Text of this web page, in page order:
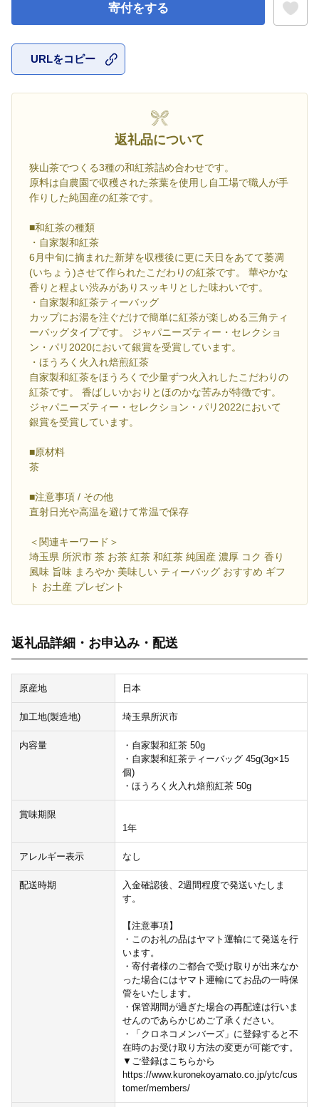
寄付をする
URLをコピー
返礼品について
狭山茶でつくる3種の和紅茶詰め合わせです。
原料は自農園で収穫された茶葉を使用し自工場で職人が手
作りした純国産の紅茶です。
■和紅茶の種類
・自家製和紅茶
6月中旬に摘まれた新芽を収穫後に更に天日をあてて萎凋
(いちょう)させて作られたこだわりの紅茶です。 華やかな
香りと程よい渋みがありスッキリとした味わいです。
・自家製和紅茶ティーバッグ
カップにお湯を注ぐだけで簡単に紅茶が楽しめる三角ティ
ーバッグタイプです。 ジャパニーズティー・セレクショ
ン・パリ2020において銀賞を受賞しています。
・ほうろく火入れ焙煎紅茶
自家製和紅茶をほうろくで少量ずつ火入れしたこだわりの
紅茶です。 香ばしいかおりとほのかな苦みが特徴です。
ジャパニーズティー・セレクション・パリ2022において
銀賞を受賞しています。
■原材料
茶
■注意事項 / その他
直射日光や高温を避けて常温で保存
＜関連キーワード＞
埼玉県 所沢市 茶 お茶 紅茶 和紅茶 純国産 濃厚 コク 香り
風味 旨味 まろやか 美味しい ティーバッグ おすすめ ギフ
ト お土産 プレゼント
返礼品詳細・お申込み・配送
原産地 日本
加工地(製造地) 埼玉県所沢市
内容量
・自家製和紅茶 50g
・自家製和紅茶ティーバッグ 45g(3g×15
個)
・ほうろく火入れ焙煎紅茶 50g
賞味期限
1年
アレルギー表示 なし
配送時期
入金確認後、2週間程度で発送いたしま
す。
【注意事項】
・このお礼の品はヤマト運輸にて発送を行
います。
・寄付者様のご都合で受け取りが出来なか
った場合にはヤマト運輸にてお品の一時保
管をいたします。
・保管期間が過ぎた場合の再配達は行いま
せんのであらかじめご了承ください。
・「クロネコメンバーズ」に登録すると不
在時のお受け取り方法の変更が可能です。
▼ご登録はこちらから
https://www.kuronekoyamato.co.jp/ytc/cus
tomer/members/